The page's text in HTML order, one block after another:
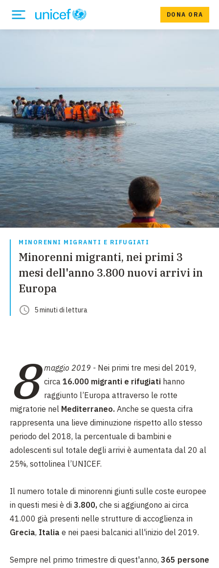
DONA ORA
MINORENNI MIGRANTI E RIFUGIATI
Minorenni migranti, nei primi 3
mesi dell'anno 3.800 nuovi arrivi in
Europa
5minuti di lettura
8 maggio 2019 - Nei primi tre mesi del 2019,
circa 16.000 migranti e rifugiati hanno
raggiunto l’Europa attraverso le rotte
migratorie nel Mediterraneo. Anche se questa cifra
rappresenta una lieve diminuzione rispetto allo stesso
periodo del 2018, la percentuale di bambini e
adolescenti sul totale degli arrivi è aumentata dal 20 al
25%, sottolinea l’UNICEF.
Il numero totale di minorenni giunti sulle coste europee
in questi mesi è di 3.800, che si aggiungono ai circa
41.000 già presenti nelle strutture di accoglienza in
Grecia, Italia e nei paesi balcanici all'inizio del 2019.
Sempre nel primo trimestre di quest'anno, 365 persone